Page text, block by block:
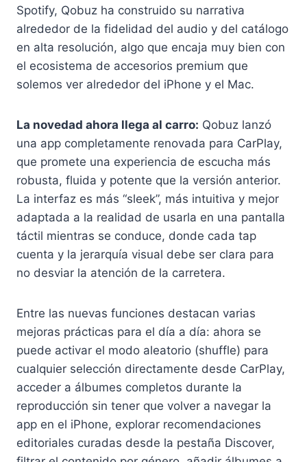
Spotify, Qobuz ha construido su narrativa
alrededor de la fidelidad del audio y del catálogo
en alta resolución, algo que encaja muy bien con
el ecosistema de accesorios premium que
solemos ver alrededor del iPhone y el Mac.
La novedad ahora llega al carro: Qobuz lanzó
una app completamente renovada para CarPlay,
que promete una experiencia de escucha más
robusta, fluida y potente que la versión anterior.
La interfaz es más “sleek”, más intuitiva y mejor
adaptada a la realidad de usarla en una pantalla
táctil mientras se conduce, donde cada tap
cuenta y la jerarquía visual debe ser clara para
no desviar la atención de la carretera.
Entre las nuevas funciones destacan varias
mejoras prácticas para el día a día: ahora se
puede activar el modo aleatorio (shuffle) para
cualquier selección directamente desde CarPlay,
acceder a álbumes completos durante la
reproducción sin tener que volver a navegar la
app en el iPhone, explorar recomendaciones
editoriales curadas desde la pestaña Discover,